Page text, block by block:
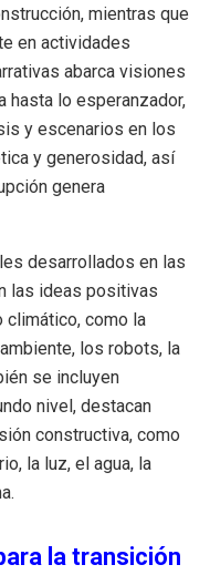
mientras que
en actividades
abarca visiones
hasta lo esperanzador,
y escenarios en los
y generosidad, así
genera
desarrollados en las
las ideas positivas
climático, como la
los robots, la
se incluyen
nivel, destacan
constructiva, como
la luz, el agua, la
la transición